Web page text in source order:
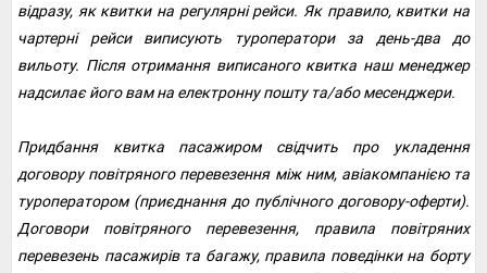
відразу, як квитки на регулярні рейси. Як правило, квитки на
чартерні рейси виписують туроператори за день-два до
вильоту. Після отримання виписаного квитка наш менеджер
надсилає його вам на електронну пошту та/або месенджери.
Придбання квитка пасажиром свідчить про укладення
договору повітряного перевезення між ним, авіакомпанією та
туроператором (приєднання до публічного договору-оферти).
Договори повітряного перевезення, правила повітряних
перевезень пасажирів та багажу, правила поведінки на борту